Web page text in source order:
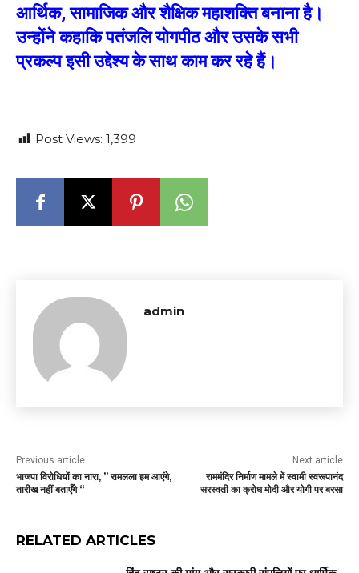
आर्थिक, सामाजिक और शैक्षिक महाशक्ति बनाना है।
उन्होंने कहाकि पतंजलि योगपीठ और उसके सभी
प्रकल्प इसी उद्देश्य के साथ काम कर रहे हैं।
Post Views: 1,399
admin
Previous article
भाजपा विरोधियों का नारा, ” रामलला हम आएंगे,
तारीख नहीं बताएँगे “
Next article
राममंदिर निर्माण मामले में स्वामी स्वरूपानंद
सरस्वती का क्रोध मोदी और योगी पर बरसा
RELATED ARTICLES